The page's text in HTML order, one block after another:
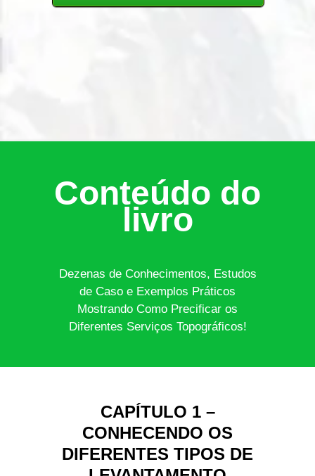
Conteúdo do
livro
Dezenas de Conhecimentos, Estudos
de Caso e Exemplos Práticos
Mostrando Como Precificar os
Diferentes Serviços Topográficos!
CAPÍTULO 1 –
CONHECENDO OS
DIFERENTES TIPOS DE